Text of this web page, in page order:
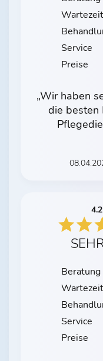
Wartezeit
Service
Preise
„Wir haben
die besten
Beratung
Wartezeit
Service
Preise